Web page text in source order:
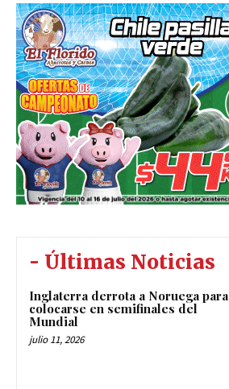
- Últimas Noticias
Inglaterra derrota a Noruega para
colocarse en semifinales del
Mundial
julio 11, 2026